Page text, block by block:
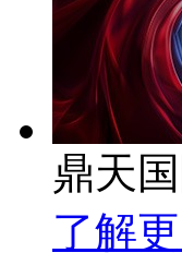
鼎天
了解